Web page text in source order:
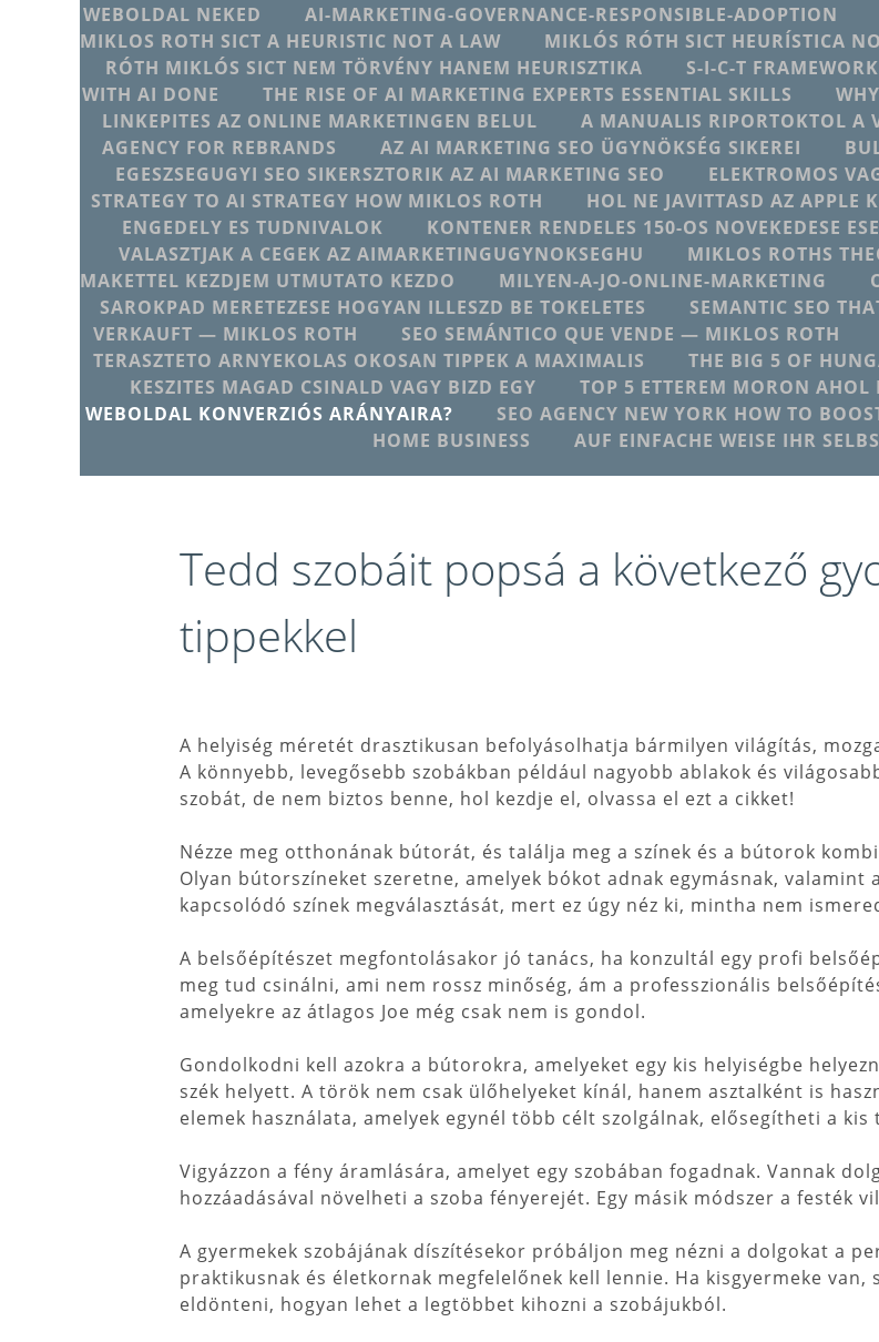
WEBOLDAL NEKED AI-MARKETING-GOVERNANCE-RESPONSIBLE-ADOPTION
MIKLOS ROTH SICT A HEURISTIC NOT A LAW
MIKLÓS RÓTH SICT HEURÍSTICA
RÓTH MIKLÓS SICT NEM TÖRVÉNY HANEM HEURISZTIKA
S-I-C-T FRAMEWORK
WITH AI DONE
THE RISE OF AI MARKETING EXPERTS ESSENTIAL SKILLS
LINKEPITES AZ ONLINE MARKETINGEN BELUL
A MANUALIS RIPORTOKTOL A
AGENCY FOR REBRANDS
AZ AI MARKETING SEO ÜGYNÖKSÉG SIKEREI
EGESZSEGUGYI SEO SIKERSZTORIK AZ AI MARKETING SEO
ELEKTROMOS
STRATEGY TO AI STRATEGY HOW MIKLOS ROTH
HOL NE JAVITTASD AZ APPLE
ENGEDELY ES TUDNIVALOK
KONTENER RENDELES 150-OS NOVEKEDESE
VALASZTJAK A CEGEK AZ AIMARKETINGUGYNOKSEGHU
MIKLOS ROTHS
MAKETTEL KEZDJEM UTMUTATO KEZDO
MILYEN-A-JO-ONLINE-MARKETING
SAROKPAD MERETEZESE HOGYAN ILLESZD BE TOKELETES
SEMANTIC SEO
VERKAUFT — MIKLOS ROTH
SEO SEMÁNTICO QUE VENDE — MIKLOS ROTH
TERASZTETO ARNYEKOLAS OKOSAN TIPPEK A MAXIMALIS
THE BIG 5 OF
KESZITES MAGAD CSINALD VAGY BIZD EGY
TOP 5 ETTEREM MORON AHOL
WEBOLDAL KONVERZIÓS ARÁNYAIRA?
SEO AGENCY NEW YORK HOW TO
HOME BUSINESS
AUF EINFACHE WEISE IHR
Tedd szobáit popsá a következő
tippekkel
A helyiség méretét drasztikusan befolyásolhatja bármilyen világítás,
A könnyebb, levegősebb szobákban például nagyobb ablakok és
szobát, de nem biztos benne, hol kezdje el, olvassa el ezt a cikket!
Nézze meg otthonának bútorát, és találja meg a színek és a bútorok
Olyan bútorszíneket szeretne, amelyek bókot adnak egymásnak, valamint
kapcsolódó színek megválasztását, mert ez úgy néz ki, mintha nem
A belsőépítészet megfontolásakor jó tanács, ha konzultál egy profi
meg tud csinálni, ami nem rossz minőség, ám a professzionális
amelyekre az átlagos Joe még csak nem is gondol.
Gondolkodni kell azokra a bútorokra, amelyeket egy kis helyiségbe
szék helyett. A török ​​nem csak ülőhelyeket kínál, hanem asztalként is
elemek használata, amelyek egynél több célt szolgálnak, elősegítheti a
Vigyázzon a fény áramlására, amelyet egy szobában fogadnak. Vannak
hozzáadásával növelheti a szoba fényerejét. Egy másik módszer a festék
A gyermekek szobájának díszítésekor próbáljon meg nézni a dolgokat a
praktikusnak és életkornak megfelelőnek kell lennie. Ha kisgyermeke van,
eldönteni, hogyan lehet a legtöbbet kihozni a szobájukból.